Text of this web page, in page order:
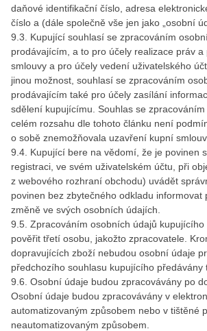
daňové identifikační číslo, adresa
číslo a (dále společně vše jen jako „osobní
9.3. Kupující souhlasí se zpracováním
prodávajícím, a to pro účely realizace práv
smlouvy a pro účely vedení uživatelského
jinou možnost, souhlasí se zpracováním
prodávajícím také pro účely zasílání
sdělení kupujícímu. Souhlas se
celém rozsahu dle tohoto článku není
o sobě znemožňovala uzavření kupní
9.4. Kupující bere na vědomí, že je povinen
registraci, ve svém uživatelském účtu, při
z webového rozhraní obchodu) uvádět
povinen bez zbytečného odkladu informovat
změně ve svých osobních údajích.
9.5. Zpracováním osobních údajů
pověřit třetí osobu, jakožto zpracovatele.
dopravujících zboží nebudou osobní údaje
předchozího souhlasu kupujícího předávány
9.6. Osobní údaje budou zpracovávány po
Osobní údaje budou zpracovávány v
automatizovaným způsobem nebo v tištěné
neautomatizovaným způsobem.